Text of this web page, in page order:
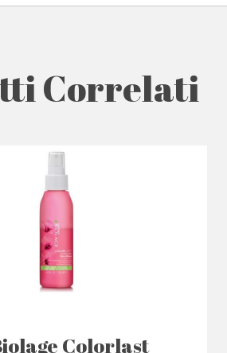
Correlati
Colorlast